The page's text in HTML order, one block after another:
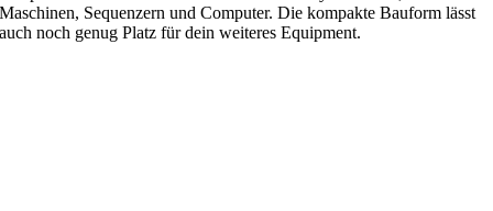
Maschinen, Sequenzern und Computer. Die kompakte Bauform lässt
auch noch genug Platz für dein weiteres Equipment.